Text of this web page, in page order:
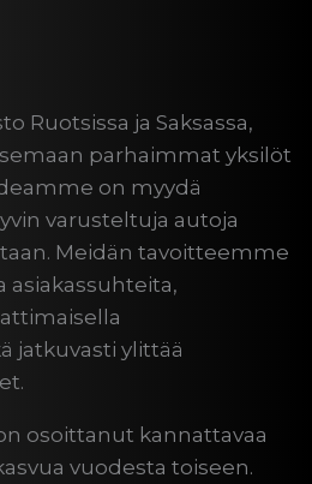
Ruotsissa ja Saksassa,
parhaimmat yksilöt
on myydä
varusteltuja autoja
Meidän tavoitteemme
asiakassuhteita,
jatkuvasti ylittää
osoittanut kannattavaa
vuodesta toiseen.